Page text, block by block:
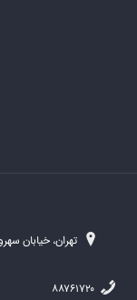
تهران، خیابان